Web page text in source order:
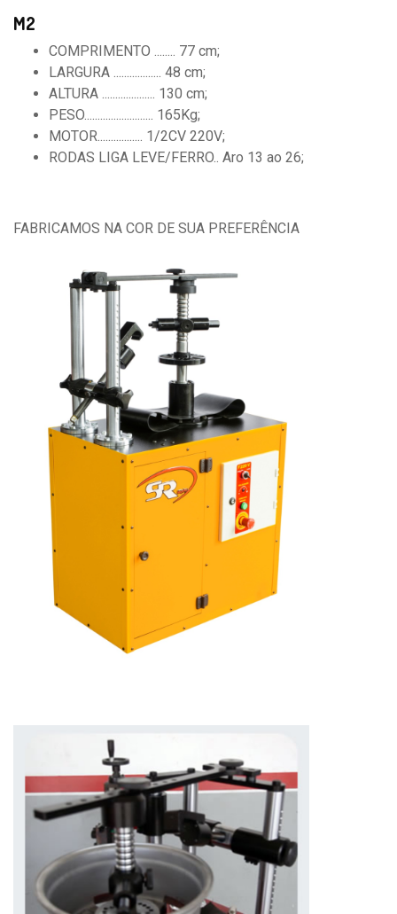
M2
COMPRIMENTO ........ 77 cm;
LARGURA .................. 48 cm;
ALTURA .................... 130 cm;
PESO.......................... 165Kg;
MOTOR................. 1/2CV 220V;
RODAS LIGA LEVE/FERRO.. Aro 13 ao 26;
FABRICAMOS NA COR DE SUA PREFERÊNCIA